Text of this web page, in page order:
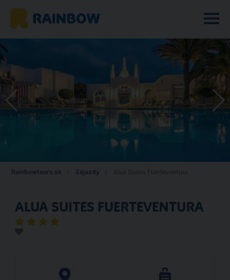
Rainbowtours.sk Zájazdy
ALUA SUITES FUERTEVENTURA